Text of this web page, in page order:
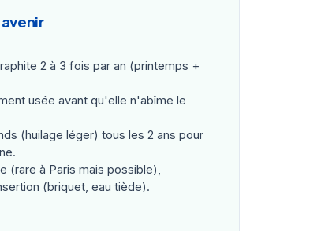
2 à 3 fois par an (printemps +
usée avant qu'elle n'abîme le
(huilage léger) tous les 2 ans pour
(rare à Paris mais possible),
(briquet, eau tiède).